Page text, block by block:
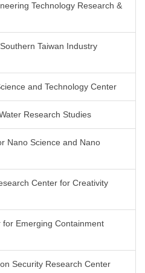
Technology Research &
Taiwan Industry
and Technology Center
Research Studies
Nano Science and Nano
Center for Creativity
for Emerging Containment
Security Research Center